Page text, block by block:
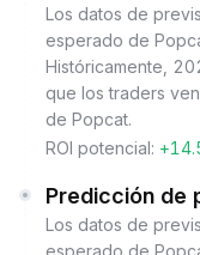
Los datos de
esperado de
Históricamente,
que los traders
de Popcat.
ROI potencial:
Predicción de
Los datos de
esperado de